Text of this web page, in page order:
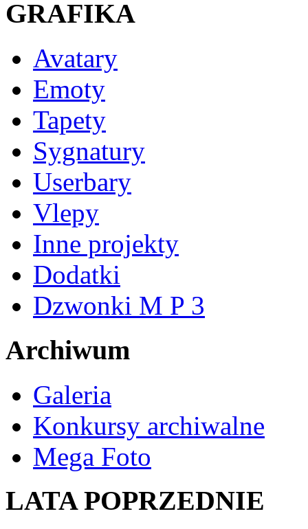
GRAFIKA
Avatary
Emoty
Tapety
Sygnatury
Userbary
Vlepy
Inne projekty
Dodatki
Dzwonki M P 3
Archiwum
Galeria
Konkursy archiwalne
Mega Foto
LATA POPRZEDNIE